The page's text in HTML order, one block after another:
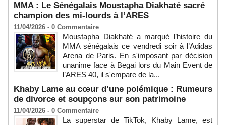
MMA : Le Sénégalais Moustapha Diakhaté sacré
champion des mi-lourds à l’ARES
11/04/2026 - 0 Commentaire
Moustapha Diakhaté a marqué l’histoire du
MMA sénégalais ce vendredi soir à l’Adidas
Arena de Paris. En s'imposant par décision
unanime face à Begai lors du Main Event de
l’ARES 40, il s'empare de la...
Khaby Lame au cœur d’une polémique : Rumeurs
de divorce et soupçons sur son patrimoine
11/04/2026 - 0 Commentaire
La superstar de TikTok, Khaby Lame, est